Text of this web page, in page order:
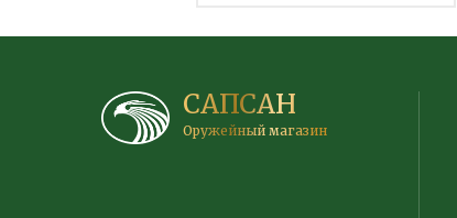
САПСАН
Оружейный магазин